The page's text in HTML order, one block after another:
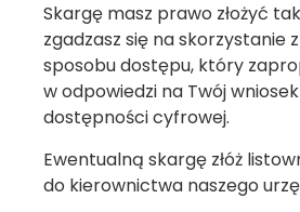
Skargę masz prawo złożyć
zgadzasz się na skorzystanie
sposobu dostępu, który
w odpowiedzi na Twój
dostępności cyfrowej.
Ewentualną skargę złóż
do kierownictwa naszego